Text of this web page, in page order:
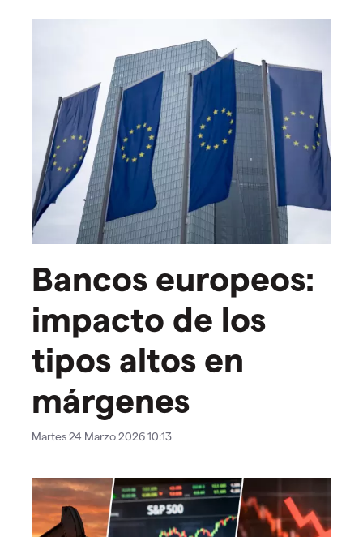
Bancos europeos:
impacto de los
tipos altos en
márgenes
Martes 24 Marzo 2026 10:13